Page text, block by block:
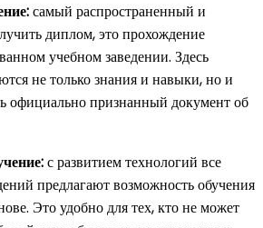
самый распространенный и
диплом, это прохождение
учебном заведении. Здесь
не только знания и навыки, но и
официально признанный документ об
с развитием технологий все
предлагают возможность обучения
Это удобно для тех, кто не может